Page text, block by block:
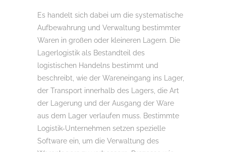
Es handelt sich dabei um die systematische
Aufbewahrung und Verwaltung bestimmter
Waren in großen oder kleineren Lagern. Die
Lagerlogistik als Bestandteil des
logistischen Handelns bestimmt und
beschreibt, wie der Wareneingang ins Lager,
der Transport innerhalb des Lagers, die Art
der Lagerung und der Ausgang der Ware
aus dem Lager verlaufen muss. Bestimmte
Logistik-Unternehmen setzen spezielle
Software ein, um die Verwaltung des